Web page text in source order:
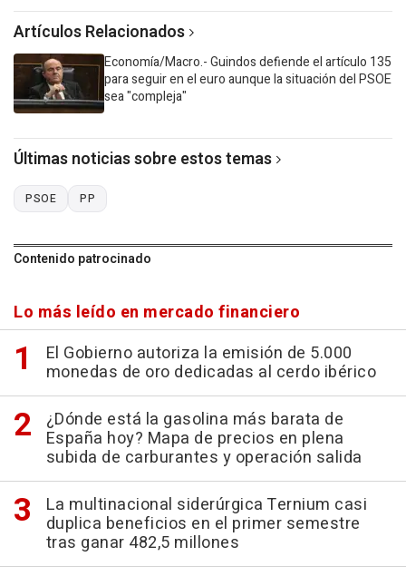
Artículos Relacionados
Economía/Macro.- Guindos defiende el artículo 135
para seguir en el euro aunque la situación del PSOE
sea "compleja"
Últimas noticias sobre estos temas
PSOE PP
Contenido patrocinado
Lo más leído en mercado financiero
El Gobierno autoriza la emisión de 5.000
monedas de oro dedicadas al cerdo ibérico
¿Dónde está la gasolina más barata de
España hoy? Mapa de precios en plena
subida de carburantes y operación salida
La multinacional siderúrgica Ternium casi
duplica beneficios en el primer semestre
tras ganar 482,5 millones